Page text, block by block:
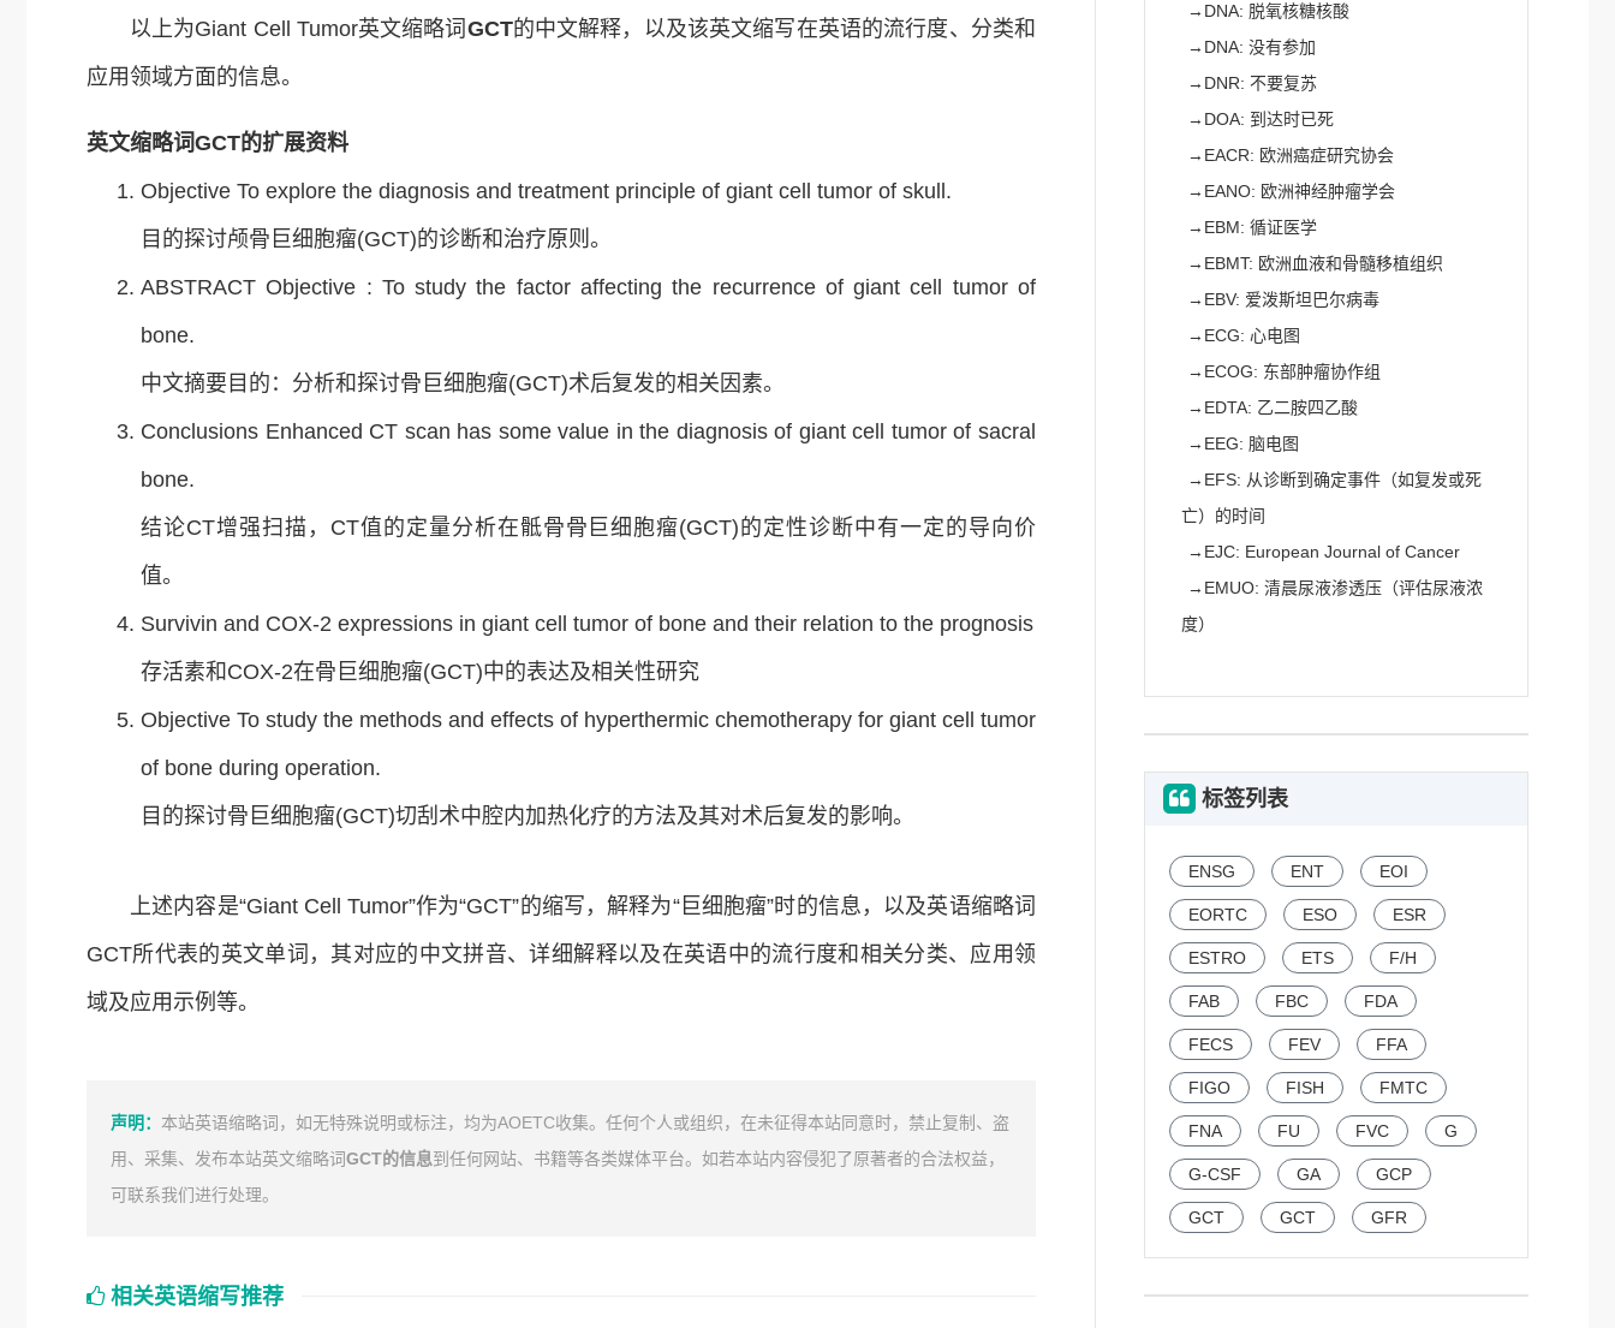
以上为Giant Cell Tumor英文缩略词 GCT的中文解释，以及该英文缩写在英语的流行度、分类和
应用领域方面的信息。
英文缩略词GCT的扩展资料
Objective To explore the diagnosis and treatment principle of giant cell tumor of skull.
目的探讨颅骨巨细胞瘤(GCT)的诊断和治疗原则。
ABSTRACT Objective : To study the factor affecting the recurrence of giant cell tumor of
bone.
中文摘要目的：分析和探讨骨巨细胞瘤(GCT)术后复发的相关因素。
Conclusions Enhanced CT scan has some value in the diagnosis of giant cell tumor of sacral
bone.
结论CT增强扫描，CT值的定量分析在骶骨骨巨细胞瘤(GCT)的定性诊断中有一定的导向价
值。
Survivin and COX-2 expressions in giant cell tumor of bone and their relation to the prognosis
存活素和COX-2在骨巨细胞瘤(GCT)中的表达及相关性研究
Objective To study the methods and effects of hyperthermic chemotherapy for giant cell tumor
of bone during operation.
目的探讨骨巨细胞瘤(GCT)切刮术中腔内加热化疗的方法及其对术后复发的影响。
上述内容是“Giant Cell Tumor”作为“GCT”的缩写，解释为“巨细胞瘤”时的信息，以及英语缩略词
GCT所代表的英文单词，其对应的中文拼音、详细解释以及在英语中的流行度和相关分类、应用领
域及应用示例等。
声明： 本站英语缩略词，如无特殊说明或标注，均为AOETC收集。任何个人或组织，在未征得本站同意时，禁止复制、盗
用、采集、发布本站英文缩略词GCT的信息到任何网站、书籍等各类媒体平台。如若本站内容侵犯了原著者的合法权益，
可联系我们进行处理。
相关英语缩写推荐
→ DNA: 脱氧核糖核酸
→ DNA: 没有参加
→ DNR: 不要复苏
→ DOA: 到达时已死
→ EACR: 欧洲癌症研究协会
→ EANO: 欧洲神经肿瘤学会
→ EBM: 循证医学
→ EBMT: 欧洲血液和骨髓移植组织
→ EBV: 爱泼斯坦巴尔病毒
→ ECG: 心电图
→ ECOG: 东部肿瘤协作组
→ EDTA: 乙二胺四乙酸
→ EEG: 脑电图
→ EFS: 从诊断到确定事件（如复发或死
亡）的时间
→ EJC: European Journal of Cancer
→ EMUO: 清晨尿液渗透压（评估尿液浓
度）
标签列表
ENSG ENT EOI
EORTC ESO ESR
ESTRO ETS F/H
FAB FBC FDA
FECS FEV FFA
FIGO FISH FMTC
FNA FU FVC G
G-CSF GA GCP
GCT GCT GFR